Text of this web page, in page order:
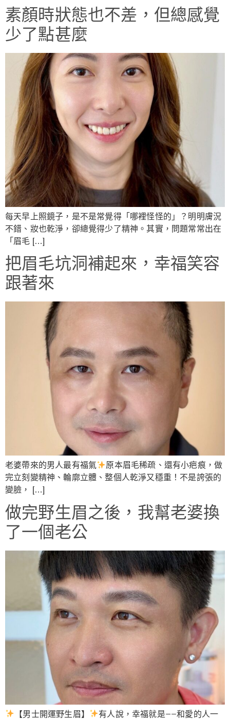
素顏時狀態也不差，但總感覺
少了點甚麼
每天早上照鏡子，是不是常覺得「哪裡怪怪的」？明明膚況
不錯、妝也乾淨，卻總覺得少了精神。其實，問題常常出在
「眉毛 […]
把眉毛坑洞補起來，幸福笑容
跟著來
老婆帶來的男人最有福氣
原本眉毛稀疏、還有小疤痕，做
完立刻變精神、輪廓立體、整個人乾淨又穩重！不是誇張的
變臉， […]
做完野生眉之後，我幫老婆換
了一個老公
【男士開運野生眉】
有人說，幸福就是——和愛的人一